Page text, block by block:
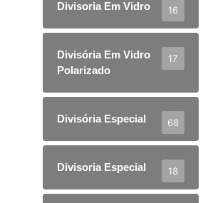
Divisoria Em Vidro 16
Divisória Em Vidro
Polarizado
17
Divisória Especial 68
Divisoria Especial 18